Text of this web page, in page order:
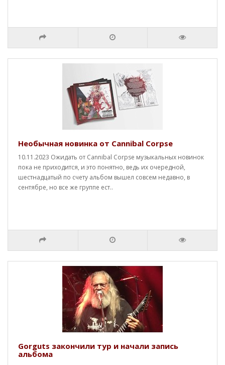
Необычная новинка от Cannibal Corpse
10.11.2023 Ожидать от Cannibal Corpse музыкальных новинок
пока не приходится, и это понятно, ведь их очередной,
шестнадцатый по счету альбом вышел совсем недавно, в
сентябре, но все же группе ест..
Gorguts закончили тур и начали запись
альбома